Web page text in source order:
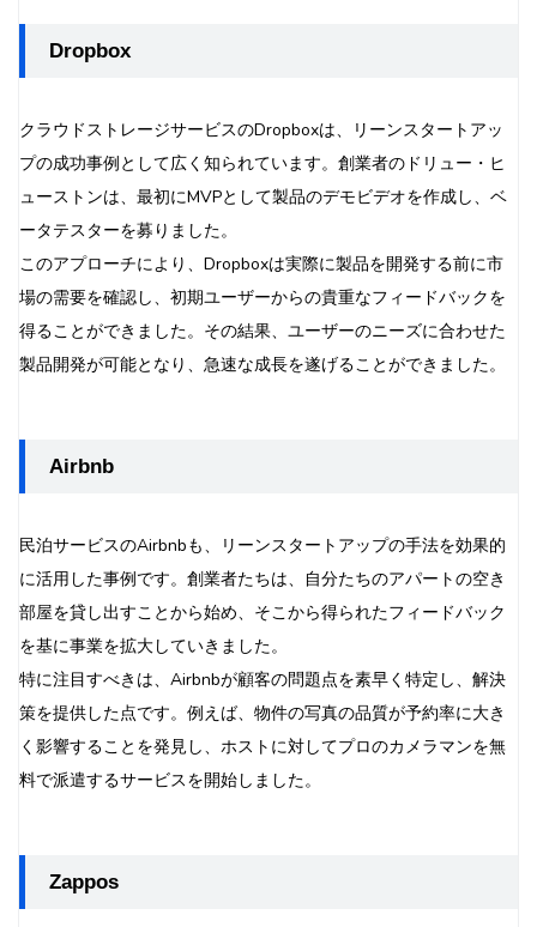
Dropbox
クラウドストレージサービスのDropboxは、リーンスタートアッ
プの成功事例として広く知られています。創業者のドリュー・ヒ
ューストンは、最初にMVPとして製品のデモビデオを作成し、ベ
ータテスターを募りました。
このアプローチにより、Dropboxは実際に製品を開発する前に市
場の需要を確認し、初期ユーザーからの貴重なフィードバックを
得ることができました。その結果、ユーザーのニーズに合わせた
製品開発が可能となり、急速な成長を遂げることができました。
Airbnb
民泊サービスのAirbnbも、リーンスタートアップの手法を効果的
に活用した事例です。創業者たちは、自分たちのアパートの空き
部屋を貸し出すことから始め、そこから得られたフィードバック
を基に事業を拡大していきました。
特に注目すべきは、Airbnbが顧客の問題点を素早く特定し、解決
策を提供した点です。例えば、物件の写真の品質が予約率に大き
く影響することを発見し、ホストに対してプロのカメラマンを無
料で派遣するサービスを開始しました。
Zappos